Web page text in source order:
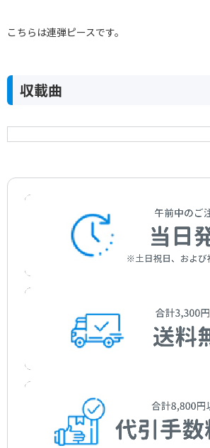
こちらは連弾ピースです。
収載曲
交響曲 第3番 Op.90 第3楽章（連弾）
作曲者：ブラームス，ヨハネス